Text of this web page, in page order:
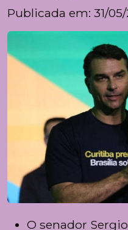
Publicada em: 31/05/
O senador